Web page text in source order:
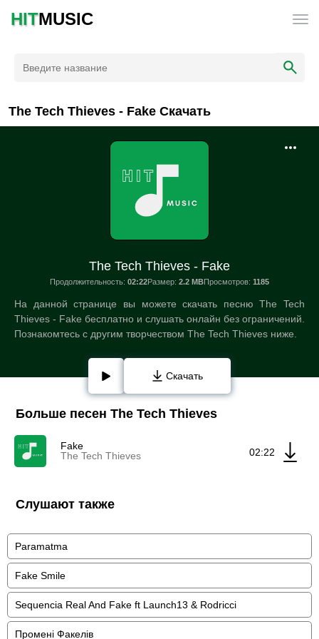
HITMUSIC
The Tech Thieves - Fake Скачать
The Tech Thieves - Fake
Продолжительность: 02:22Размер: 2.2 MBПросмотров: 1185
На данной странице вы можете скачать песню The Tech
Thieves - Fake бесплатно и слушать онлайн без ограничений.
Познакомтесь с другим творчеством The Tech Thieves ниже.
Скачать
Больше песен The Tech Thieves
Fake
The Tech Thieves
02:22
Слушают также
Paramatma
Fake Smile
Sequencia Real And Fake ft Launch13 & Rodricci
Промені Факелів